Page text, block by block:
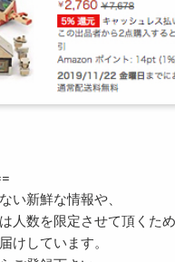
い新鮮な情報や、
人数を限定させて頂くため
けしています。